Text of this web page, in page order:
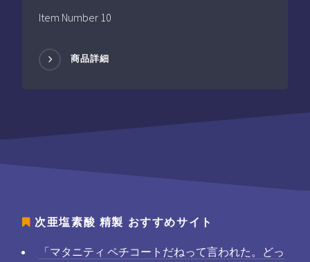
Item Number 10
商品詳細
次亜塩素酸 精製 おすすめサイト
「マタニティ ペチコートだねって言われた。どっ